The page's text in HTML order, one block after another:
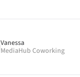
Vanessa
MediaHub Coworking